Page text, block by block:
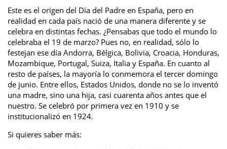
Este es el origen del Día del Padre en España, pero en
realidad en cada país nació de una manera diferente y se
celebra en distintas fechas. ¿Pensabas que todo el mundo lo
celebraba el 19 de marzo? Pues no, en realidad, sólo lo
festejan ese día Andorra, Bélgica, Bolivia, Croacia, Honduras,
Mozambique, Portugal, Suiza, Italia y España. En cuanto al
resto de países, la mayoría lo conmemora el tercer domingo
de junio. Entre ellos, Estados Unidos, donde no se lo inventó
una madre, sino una hija, casi cuarenta años antes que el
nuestro. Se celebró por primera vez en 1910 y se
institucionalizó en 1924.
Si quieres saber más: